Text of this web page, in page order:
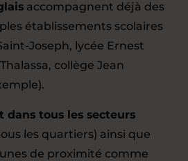
accompagnent déjà des
établissements scolaires
Joseph, lycée Ernest
collège Jean
dans tous les secteurs
les quartiers) ainsi que
de proximité comme